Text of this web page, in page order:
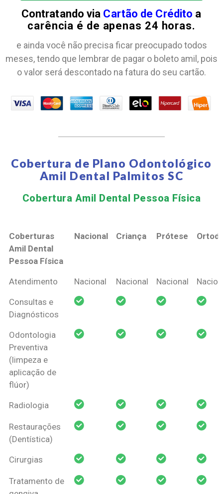
Contratando via Cartão de Crédito a
carência é de apenas 24 horas.
e ainda você não precisa ficar preocupado todos
meses, tendo que lembrar de pagar o boleto amil, pois
o valor será descontado na fatura do seu cartão.
Cobertura de Plano Odontológico
Amil Dental Palmitos SC
Cobertura Amil Dental Pessoa Física​
Coberturas
Amil Dental
Pessoa Física
Nacional Criança Prótese
Coberturas
Pessoa Física
Nacional Criança Prótese
Atendimento Nacional Nacional Nacional
Consultas e
Diagnósticos
Odontologia
Preventiva
(limpeza e
aplicação de
flúor)
Radiologia
Restaurações
(Dentística)
Cirurgias
Tratamento de